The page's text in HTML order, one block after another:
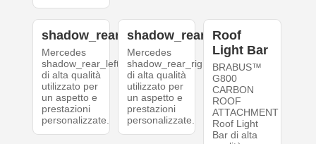
shadow_rear_left
Mercedes
shadow_rear_left
di alta qualità
utilizzato per
un aspetto e
prestazioni
personalizzate.
shadow_rear_right
Mercedes
shadow_rear_right
di alta qualità
utilizzato per
un aspetto e
prestazioni
personalizzate.
Roof
Light Bar
BRABUS™
G800
CARBON
ROOF
ATTACHMENT
Roof Light
Bar di alta